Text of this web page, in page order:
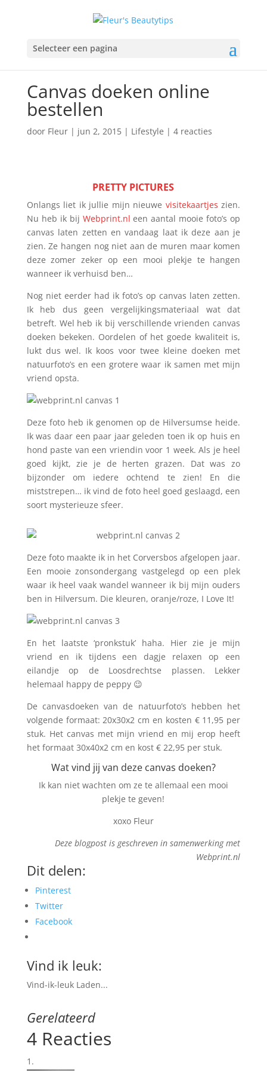
Selecteer een pagina
Canvas doeken online
bestellen
door Fleur| jun 2, 2015| Lifestyle | 4 reacties
PRETTY PICTURES
Onlangs liet ik jullie mijn nieuwe visitekaartjes zien.
Nu heb ik bij Webprint.nl een aantal mooie foto’s op
canvas laten zetten en vandaag laat ik deze aan je
zien. Ze hangen nog niet aan de muren maar komen
deze zomer zeker op een mooi plekje te hangen
wanneer ik verhuisd ben…
Nog niet eerder had ik foto’s op canvas laten zetten.
Ik heb dus geen vergelijkingsmateriaal wat dat
betreft. Wel heb ik bij verschillende vrienden canvas
doeken bekeken. Oordelen of het goede kwaliteit is,
lukt dus wel. Ik koos voor twee kleine doeken met
natuurfoto’s en een grotere waar ik samen met mijn
vriend opsta.
Deze foto heb ik genomen op de Hilversumse heide.
Ik was daar een paar jaar geleden toen ik op huis en
hond paste van een vriendin voor 1 week. Als je heel
goed kijkt, zie je de herten grazen. Dat was zo
bijzonder om iedere ochtend te zien! En die
miststrepen… ik vind de foto heel goed geslaagd, een
soort mysterieuze sfeer.
Deze foto maakte ik in het Corversbos afgelopen jaar.
Een mooie zonsondergang vastgelegd op een plek
waar ik heel vaak wandel wanneer ik bij mijn ouders
ben in Hilversum. Die kleuren, oranje/roze, I Love It!
En het laatste ‘pronkstuk’ haha. Hier zie je mijn
vriend en ik tijdens een dagje relaxen op een
eilandje op de Loosdrechtse plassen. Lekker
helemaal happy de peppy 😉
De canvasdoeken van de natuurfoto’s hebben het
volgende formaat: 20x30x2 cm en kosten € 11,95 per
stuk. Het canvas met mijn vriend en mij erop heeft
het formaat 30x40x2 cm en kost € 22,95 per stuk.
Wat vind jij van deze canvas doeken?
Ik kan niet wachten om ze te allemaal een mooi
plekje te geven!
xoxo Fleur
Deze blogpost is geschreven in samenwerking met
Webprint.nl
Dit delen:
Pinterest
Twitter
Facebook
Vind ik leuk:
Vind-ik-leuk Laden...
Gerelateerd
4 Reacties